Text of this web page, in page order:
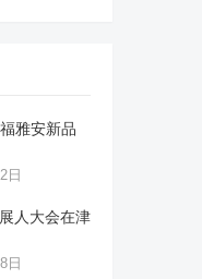
雅安新品
日
人大会在津
日